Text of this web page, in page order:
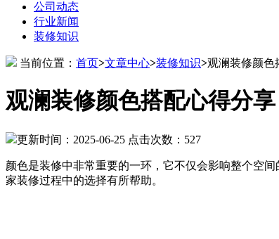
公司动态
行业新闻
装修知识
当前位置： 首页>文章中心>装修知识>观澜装修颜色
观澜装修颜色搭配心得分享
更新时间：2025-06-25 点击次数：527
颜色是装修中非常重要的一环，它不仅会影响整个空
家装修过程中的选择有所帮助。